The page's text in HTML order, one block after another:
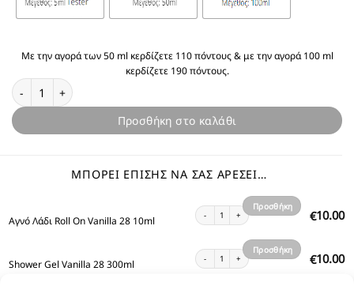
Με την αγορά των 50 ml κερδίζετε 110 πόντους & με την αγορά 100 ml
κερδίζετε 190 πόντους.
Θυμίζει Vanilla 28 ποσότητα
Προσθήκη στο καλάθι
ΜΠΟΡΕΊ ΕΠΊΣΗΣ ΝΑ ΣΑΣ ΑΡΈΣΕΙ…
Αγνό Λάδι Roll On Vanilla 28 10ml €10.00
Αγνό Λάδι Roll On Vanilla 28 10ml ποσότητα
Προσθήκη
καλάθι
Shower Gel Vanilla 28 300ml €10.00
Shower Gel Vanilla 28 300ml ποσότητα
Προσθήκη